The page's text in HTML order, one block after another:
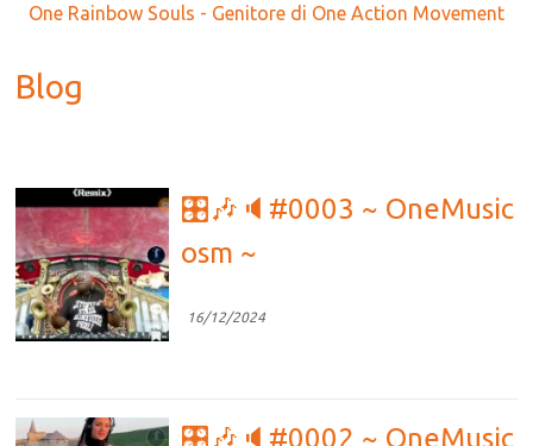
One Rainbow Souls - Genitore di One Action Movement
Blog
🎛🎶🔈#0003 ~ OneMusic
osm ~
16/12/2024
🎛🎶🔈#0002 ~ OneMusic